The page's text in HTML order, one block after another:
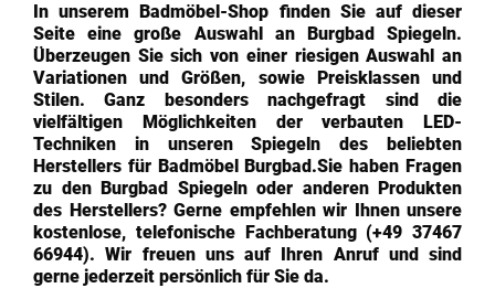
In unserem Badmöbel-Shop finden Sie auf dieser
Seite eine große Auswahl an Burgbad Spiegeln.
Überzeugen Sie sich von einer riesigen Auswahl an
Variationen und Größen, sowie Preisklassen und
Stilen. Ganz besonders nachgefragt sind die
vielfältigen Möglichkeiten der verbauten LED-
Techniken in unseren Spiegeln des beliebten
Herstellers für Badmöbel Burgbad.Sie haben Fragen
zu den Burgbad Spiegeln oder anderen Produkten
des Herstellers? Gerne empfehlen wir Ihnen unsere
kostenlose, telefonische Fachberatung (+49 37467
66944). Wir freuen uns auf Ihren Anruf und sind
gerne jederzeit persönlich für Sie da.